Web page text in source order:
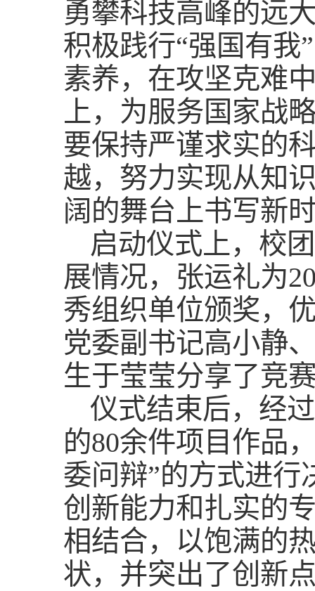
勇攀科技高峰的远
积极践行“强国有我
素养，在攻坚克难
上，为服务国家战
要保持严谨求实的
越，努力实现从知
阔的舞台上书写新
启动仪式上，校
展情况，张运礼为
秀组织单位颁奖，
党委副书记高小静
生于莹莹分享了竞
仪式结束后，经
的80余件项目作品
委问辩”的方式进
创新能力和扎实的
相结合，以饱满的
状，并突出了创新